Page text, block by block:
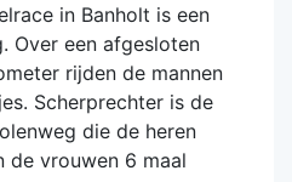
in Banholt is een
Over een afgesloten
rijden de mannen
Scherprechter is de
die de heren
de vrouwen 6 maal